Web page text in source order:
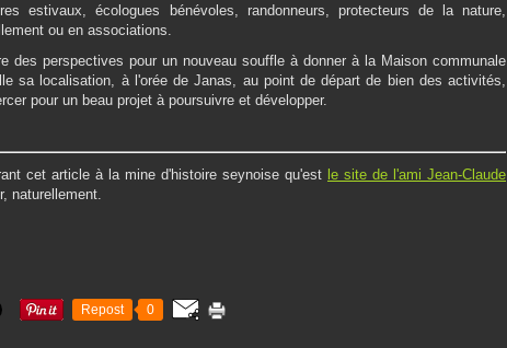
estivaux, écologues bénévoles, randonneurs, protecteurs de la nature,
ou en associations.
des perspectives pour un nouveau souffle à donner à la Maison communale
sa localisation, à l'orée de Janas, au point de départ de bien des activités,
pour un beau projet à poursuivre et développer.
cet article à la mine d'histoire seynoise qu'est le site de l'ami Jean-Claude
naturellement.
Repost 0